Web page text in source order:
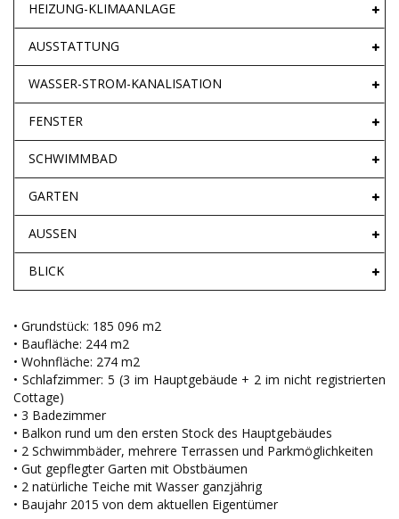
HEIZUNG-KLIMAANLAGE
AUSSTATTUNG
WASSER-STROM-KANALISATION
FENSTER
SCHWIMMBAD
GARTEN
AUSSEN
BLICK
• Grundstück: 185 096 m2
• Baufläche: 244 m2
• Wohnfläche: 274 m2
• Schlafzimmer: 5 (3 im Hauptgebäude + 2 im nicht registrierten
Cottage)
• 3 Badezimmer
• Balkon rund um den ersten Stock des Hauptgebäudes
• 2 Schwimmbäder, mehrere Terrassen und Parkmöglichkeiten
• Gut gepflegter Garten mit Obstbäumen
• 2 natürliche Teiche mit Wasser ganzjährig
• Baujahr 2015 von dem aktuellen Eigentümer